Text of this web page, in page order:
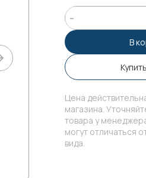
В
Цена
магазина.
товара у
могут отличаться
вида.